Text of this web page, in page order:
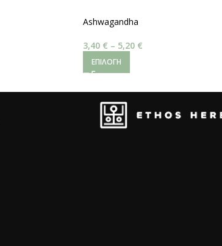
Ashwagandha
3,40 € – 5,20 €
ΕΠΙΛΟΓΉ